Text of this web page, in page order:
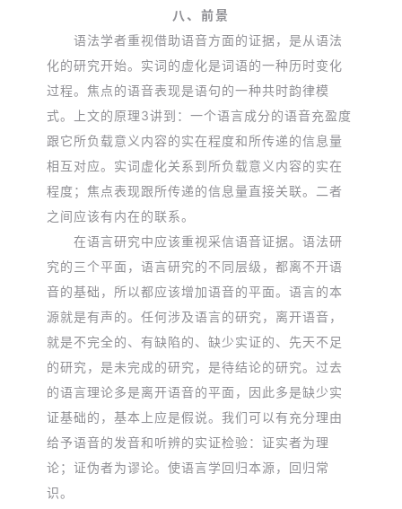
八、前景
语法学者重视借助语音方面的证据，是从语法
化的研究开始。实词的虚化是词语的一种历时变化
过程。焦点的语音表现是语句的一种共时韵律模
式。上文的原理3讲到：一个语言成分的语音充盈度
跟它所负载意义内容的实在程度和所传递的信息量
相互对应。实词虚化关系到所负载意义内容的实在
程度；焦点表现跟所传递的信息量直接关联。二者
之间应该有内在的联系。
在语言研究中应该重视采信语音证据。语法研
究的三个平面，语言研究的不同层级，都离不开语
音的基础，所以都应该增加语音的平面。语言的本
源就是有声的。任何涉及语言的研究，离开语音，
就是不完全的、有缺陷的、缺少实证的、先天不足
的研究，是未完成的研究，是待结论的研究。过去
的语言理论多是离开语音的平面，因此多是缺少实
证基础的，基本上应是假说。我们可以有充分理由
给予语音的发音和听辨的实证检验：证实者为理
论；证伪者为谬论。使语言学回归本源，回归常
识。